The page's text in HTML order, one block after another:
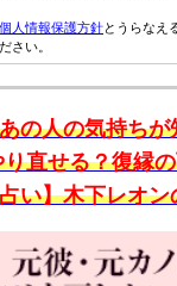
個人情報保護方針とうらなえ
さい。
の人の気持ちが
り直せる？復縁
い】木下レオン